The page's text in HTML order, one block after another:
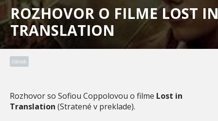
ROZHOVOR O FILME LOST
TRANSLATION
článok
Rozhovor so Sofiou Coppolovou o filme Lost in
Translation (Stratené v preklade).